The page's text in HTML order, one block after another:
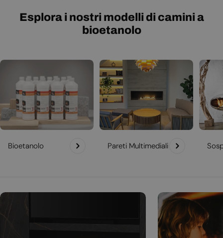
Esplora i nostri modelli di camini a
bioetanolo
Bioetanolo Pareti Multimediali